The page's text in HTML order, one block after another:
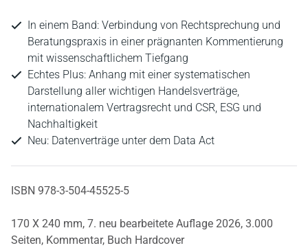
In einem Band: Verbindung von Rechtsprechung und
Beratungspraxis in einer prägnanten Kommentierung
mit wissenschaftlichem Tiefgang
Echtes Plus: Anhang mit einer systematischen
Darstellung aller wichtigen Handelsverträge,
internationalem Vertragsrecht und CSR, ESG und
Nachhaltigkeit
Neu: Datenverträge unter dem Data Act
ISBN 978-3-504-45525-5
170 X 240 mm, 7. neu bearbeitete Auflage 2026, 3.000
Seiten, Kommentar, Buch Hardcover